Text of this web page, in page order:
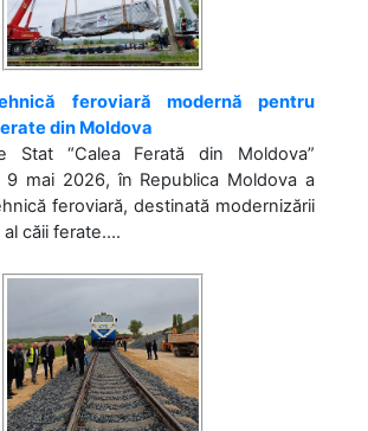
feroviară modernă pentru
din Moldova
Stat “Calea Ferată din Moldova”
9 mai 2026, în Republica Moldova a
feroviară, destinată modernizării
căii ferate....